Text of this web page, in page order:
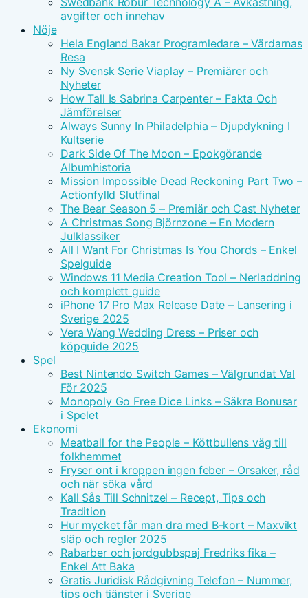
avgifter och innehav
Nöje
Hela England Bakar Programledare – Värdarnas
Resa
Ny Svensk Serie Viaplay – Premiärer och
Nyheter
How Tall Is Sabrina Carpenter – Fakta Och
Jämförelser
Always Sunny In Philadelphia – Djupdykning I
Kultserie
Dark Side Of The Moon – Epokgörande
Albumhistoria
Mission Impossible Dead Reckoning Part Two –
Actionfylld Slutfinal
The Bear Season 5 – Premiär och Cast Nyheter
A Christmas Song Björnzone – En Modern
Julklassiker
All I Want For Christmas Is You Chords – Enkel
Spelguide
Windows 11 Media Creation Tool – Nerladdning
och komplett guide
iPhone 17 Pro Max Release Date – Lansering i
Sverige 2025
Vera Wang Wedding Dress – Priser och
köpguide 2025
Spel
Best Nintendo Switch Games – Välgrundat Val
För 2025
Monopoly Go Free Dice Links – Säkra Bonusar
i Spelet
Ekonomi
Meatball for the People – Köttbullens väg till
folkhemmet
Fryser ont i kroppen ingen feber – Orsaker, råd
och när söka vård
Kall Sås Till Schnitzel – Recept, Tips och
Tradition
Hur mycket får man dra med B-kort – Maxvikt
släp och regler 2025
Rabarber och jordgubbspaj Fredriks fika –
Enkel Att Baka
Gratis Juridisk Rådgivning Telefon – Nummer,
tips och tjänster i Sverige